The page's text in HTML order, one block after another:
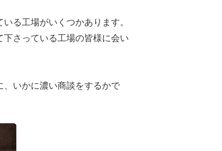
る工場がいくつかあります。
さっている工場の皆様に会い
いかに濃い商談をするかで